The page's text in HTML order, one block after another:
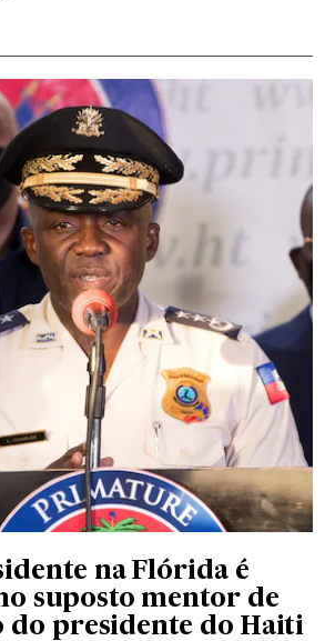
na Flórida é
suposto mentor de
do presidente do Haiti